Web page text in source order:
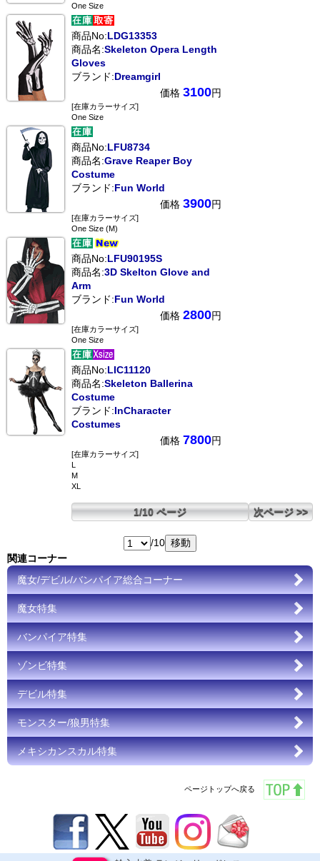
One Size
商品No:LDG13353
商品名:Skeleton Opera Length
Gloves
ブランド:Dreamgirl
価格 3100円
[在庫カラーサイズ]
One Size
商品No:LFU8734
商品名:Grave Reaper Boy
Costume
ブランド:Fun World
価格 3900円
[在庫カラーサイズ]
One Size (M)
商品No:LFU90195S
商品名:3D Skelton Glove and
Arm
ブランド:Fun World
価格 2800円
[在庫カラーサイズ]
One Size
商品No:LIC11120
商品名:Skeleton Ballerina
Costume
ブランド:InCharacter
Costumes
価格 7800円
[在庫カラーサイズ]
L
M
XL
1/10 ページ 次ページ >>
/10
関連コーナー
魔女/デビル/バンパイア総合コーナー
魔女特集
バンパイア特集
ゾンビ特集
デビル特集
モンスター/狼男特集
メキシカンスカル特集
ページトップへ戻る